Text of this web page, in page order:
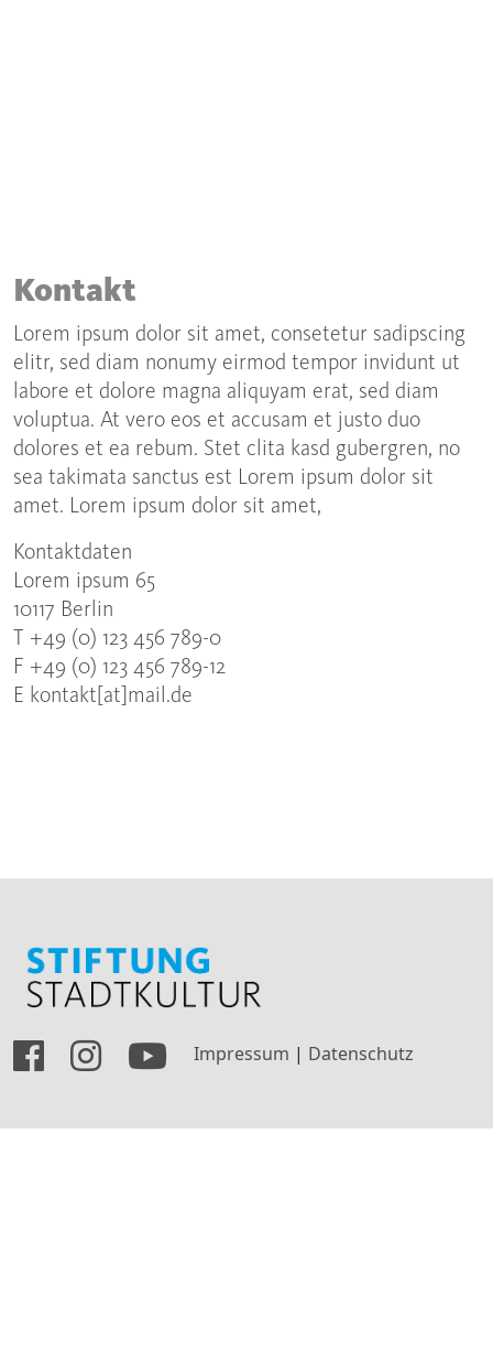
Kontakt
Lorem ipsum dolor sit amet, consetetur sadipscing
elitr, sed diam nonumy eirmod tempor invidunt ut
labore et dolore magna aliquyam erat, sed diam
voluptua. At vero eos et accusam et justo duo
dolores et ea rebum. Stet clita kasd gubergren, no
sea takimata sanctus est Lorem ipsum dolor sit
amet. Lorem ipsum dolor sit amet,
Kontaktdaten
Lorem ipsum 65
10117 Berlin
T +49 (0) 123 456 789-0
F +49 (0) 123 456 789-12
E kontakt[at]mail.de
Impressum | Datenschutz